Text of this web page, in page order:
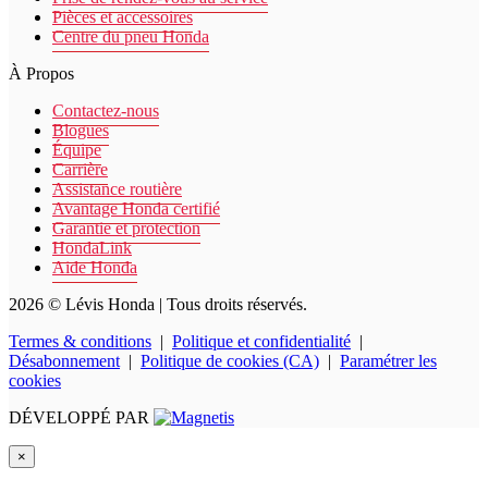
Pièces et accessoires
Centre du pneu Honda
À Propos
Contactez-nous
Blogues
Équipe
Carrière
Assistance routière
Avantage Honda certifié
Garantie et protection
HondaLink
Aide Honda
2026 © Lévis Honda | Tous droits réservés.
Termes & conditions | Politique et confidentialité |
Désabonnement | Politique de cookies (CA) | Paramétrer les
cookies
DÉVELOPPÉ PAR
×